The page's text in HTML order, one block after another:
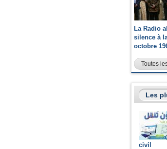
La Radio
silence à
octobre
Toutes
Les
civil